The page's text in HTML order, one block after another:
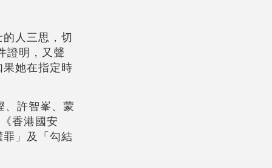
人三思，切
證明，又聲
她在指定時
、許智峯、蒙
香港國安
」及「勾結